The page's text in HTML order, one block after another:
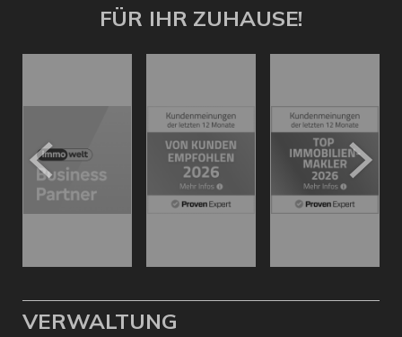
FÜR IHR ZUHAUSE!
VERWALTUNG